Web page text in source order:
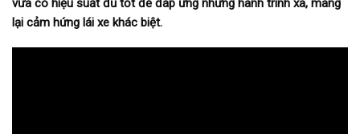
vừa có hiệu suất đủ tốt để đáp ứng những hành trình xa, mang
lại cảm hứng lái xe khác biệt.